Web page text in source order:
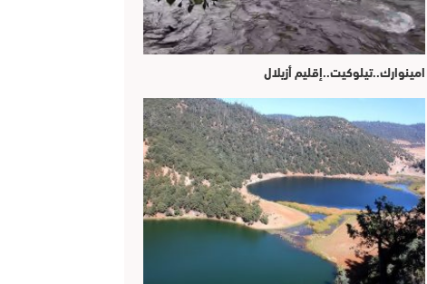
امينوارك..تيلوكيت..إقليم أزيلال